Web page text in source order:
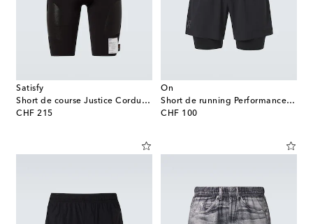
Satisfy
Short de course Justice Cordura 9"
CHF 215
original price
On
Short de running Performance 5" 2-in-1
CHF 100
original price